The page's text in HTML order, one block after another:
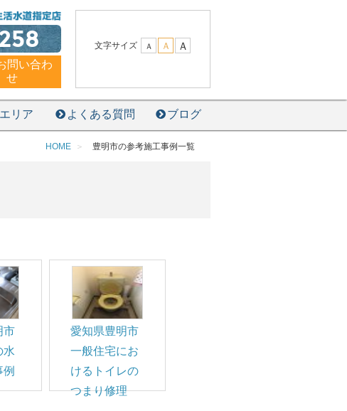
問い合わ
せ
文字サイズ Ａ Ａ Ａ
リア よくある質問 ブログ
HOME 豊明市の参考施工事例一覧
市
水
愛知県豊明市
一般住宅にお
けるトイレの
つまり修理